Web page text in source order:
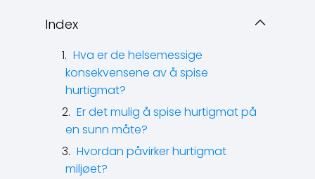
Index
Hva er de helsemessige
konsekvensene av å spise
hurtigmat?
Er det mulig å spise hurtigmat på
en sunn måte?
Hvordan påvirker hurtigmat
miljøet?